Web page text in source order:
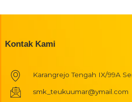
Kontak Kami
Karangrejo Tengah IX/99A
smk_teukuumar@ymail.com